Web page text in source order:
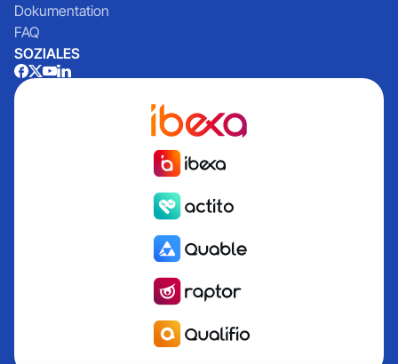
Dokumentation
FAQ
SOZIALES